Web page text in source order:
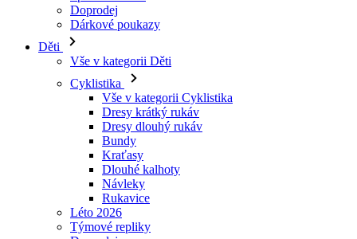
Cyklistika
Vše v kategorii Cyklistika
Dresy dlouhý rukáv
Bundy
Kraťasy
Dlouhé kalhoty
Návleky
Rukavice
Léto 2026
Týmové repliky
Doprodej
Speciální edice
Dárkové poukazy
Vlastní design
Príbehy